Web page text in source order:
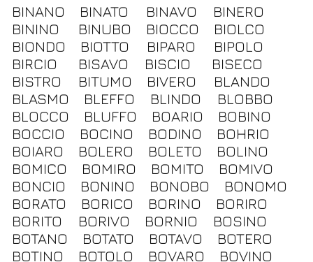
BINANO
BINATO BINAVO
BINERO
BININO
BINUBO BIOCCO
BIOLCO
BIONDO
BIOTTO BIPARO
BIPOLO
BIRCIO
BISAVO BISCIO
BISECO
BISTRO
BITUMO BIVERO
BLANDO
BLASMO
BLEFFO BLINDO
BLOBBO
BLOCCO
BLUFFO BOARIO
BOBINO
BOCCIO
BOCINO BODINO
BOHRIO
BOIARO
BOLERO BOLETO
BOLINO
BOMICO
BOMIRO BOMITO
BOMIVO
BONCIO
BONINO BONOBO
BONOMO
BORATO
BORICO BORINO
BORIRO
BORITO
BORIVO BORNIO
BOSINO
BOTANO
BOTATO BOTAVO
BOTERO
BOTINO
BOTOLO BOVARO
BOVINO